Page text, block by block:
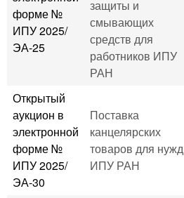
форме №
ИПУ 2025/
ЭА-25
защиты и
смывающих
средств для
работников ИПУ
РАН
Открытый
аукцион в
электронной
форме №
ИПУ 2025/
ЭА-30
Поставка
канцелярских
товаров для нужд
ИПУ РАН